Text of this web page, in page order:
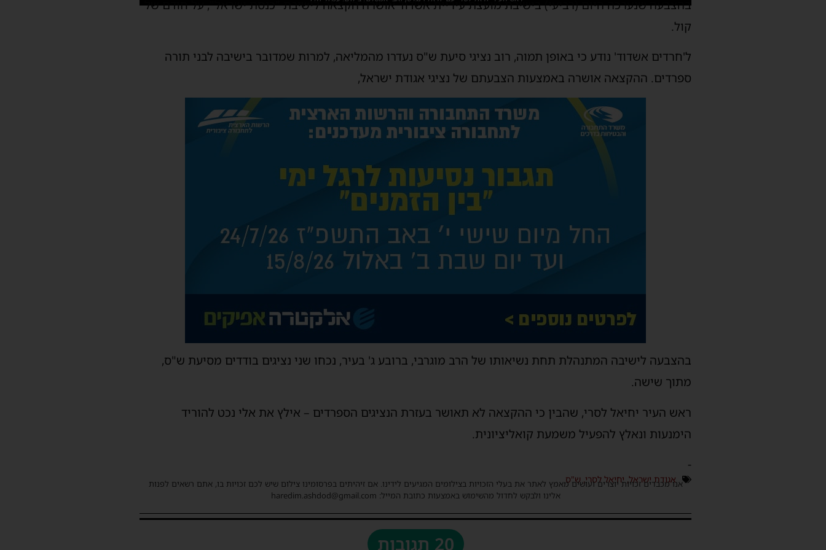
בהצבעה שנערכה היום (רביעי) בישיבת מועצת עיריית אשדוד אושרה הקצאה לישיבת "כנסת ישראל", על חודם של
קול.
ל'חרדים אשדוד' נודע כי באופן תמוה, רוב נציגי סיעת ש"ס נעדרו מהמליאה, למרות שמדובר בישיבה לבני תורה
ספרדים. ההקצאה אושרה באמצעות הצבעתם של נציגי אגודת ישראל,
בהצבעה לישיבה המתנהלת תחת נשיאותו של הרב מוגרבי, ברובע ג' בעיר, נכחו שני נציגים בודדים מסיעת ש"ס,
מתוך שישה.
ראש העיר יחיאל לסרי, שהבין כי ההקצאה לא תאושר בעזרת הנציגים הספרדים – אילץ את אלי נכט להוריד
הימנעות ונאלץ להפעיל משמעת קואליציונית.
-
אגודת ישראל,יחיאל לסרי,ש"ס
אנו מכבדים זכויות יוצרים ועושים מאמץ לאתר את בעלי הזכויות בצילומים המגיעים לידינו. אם זיהיתים בפרסומינו צילום שיש לכם זכויות בו, אתם רשאים לפנות
אלינו ולבקש לחדול מהשימוש באמצעות כתובת המייל: haredim.ashdod@gmail.com
20 תגובות